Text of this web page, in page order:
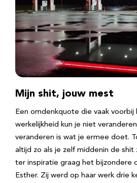
Mijn shit, jouw mest
Een omdenkquote die vaak voorbij
werkelijkheid kun je niet
veranderen is wat je ermee doet.
altijd zo als je zelf middenin de shit
ter inspiratie graag het bijzondere
Esther. Zij werd op haar werk drie